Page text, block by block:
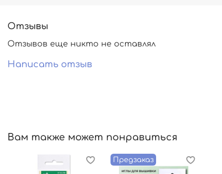
Отзывы
Отзывов еще никто не оставлял
Написать отзыв
Вам также может понравиться
Предзаказ